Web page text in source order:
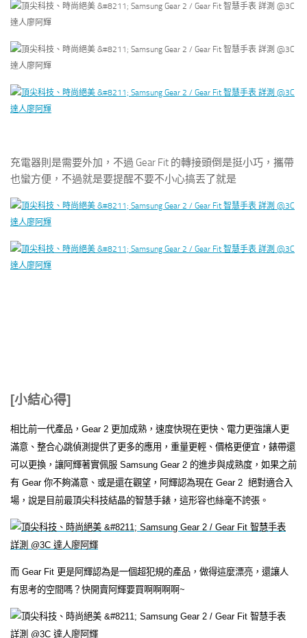
充電器則是需要外加，不過 Gear Fit 的轉接頭倒是挺小巧，攜帶
也蠻方便，不過就是要提醒不要不小心搞丟了就是
[小結心得]
相比前一代產品，Gear 2 更加成熟，速度快現在更快、電力更強讓人更
滿意、整合心跳偵測提供了更多的應用，重量更輕、價格更便宜，錶帶還
可以更換，讓阿輝著實佩服 Samsung Gear 2 的進步與成熟度，如果之前
有 Gear 你不夠滿意、或是還在觀望，阿輝認為現在 Gear 2 絕對適合入
場，說是目前最頂尖科技結晶的智慧手錶，這形容也絲毫不誇張。
而 Gear Fit 更是阿輝認為是一個超犯規的產品，做得這麼漂亮，還讓人
有思考的空間嗎？快開賣阿輝要買啊啊啊啊~